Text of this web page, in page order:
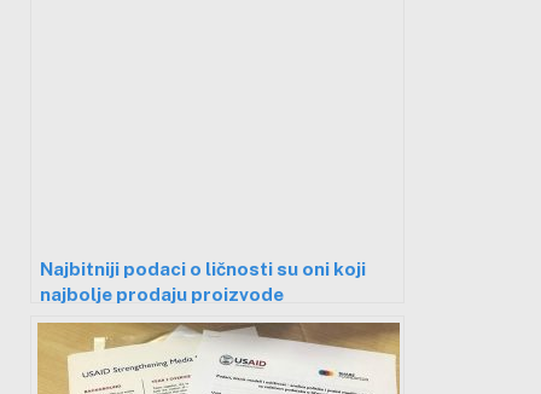
Najbitniji podaci o ličnosti su oni koji
najbolje prodaju proizvode